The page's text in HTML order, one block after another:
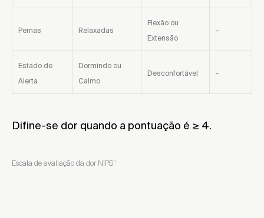
Pernas Relaxadas
Flexão ou
Extensão
-
Estado de
Alerta
Dormindo ou
Calmo
Desconfortável -
Difine-se dor quando a pontuação é ≥ 4.
Escala de avaliação da dor NIPS11